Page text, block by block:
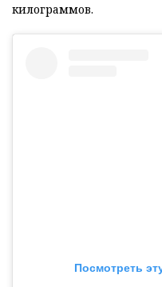
килограммов.
Посмотреть